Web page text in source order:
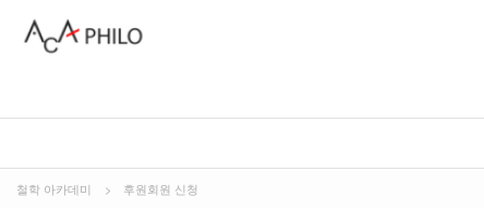
철학 아카데미 > 후원회원 신청